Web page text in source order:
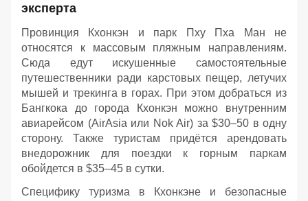
эксперта
Провинция Кхонкэн и парк Пху Пха Ман не
относятся к массовым пляжным направлениям.
Сюда едут искушенные самостоятельные
путешественники ради карстовых пещер, летучих
мышей и трекинга в горах. При этом добраться из
Бангкока до города Кхонкэн можно внутренним
авиарейсом (AirAsia или Nok Air) за $30–50 в одну
сторону. Также туристам придётся арендовать
внедорожник для поездки к горным паркам
обойдется в $35–45 в сутки.
Специфику туризма в Кхонкэне и безопасные